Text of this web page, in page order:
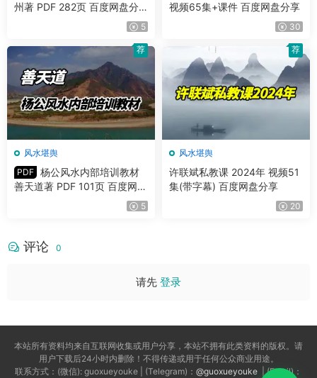
州著 PDF 282页 百度网盘分
5
视频65集+课件 百度网盘分享
30
风水堪舆
PDF 杨公风水内部培训教材
善天道著 PDF 101页 百度网盘
5
荐
风水堪舆
许联斌私教课 2024年 视频51
集(带字幕) 百度网盘分享
20
荐
评论 0
请先 登录
本站所有资料均来自互联网收集或用户分享，本站不拥有此类资料的版权。请
用户下载后24小时内删除！不得传递或用于任何公众商业用途。
联系方式：(微信): guoxueyouke | (Telegram)： @guoxueyouke | (Email)：